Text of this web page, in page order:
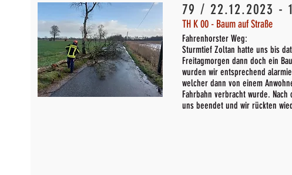
79 / 22.12.2023 -
TH K 00 - Baum auf Straße
Fahrenhorster Weg:
Sturmtief Zoltan hatte uns bis
Freitagmorgen dann doch ein
wurden wir entsprechend
welcher dann von einem
Fahrbahn verbracht wurde.
uns beendet und wir rückten